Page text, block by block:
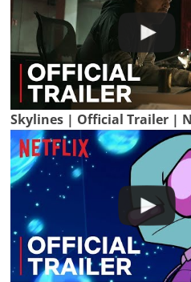
Skylines | Official Trailer |